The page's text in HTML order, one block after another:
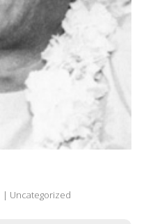
| Uncategorized